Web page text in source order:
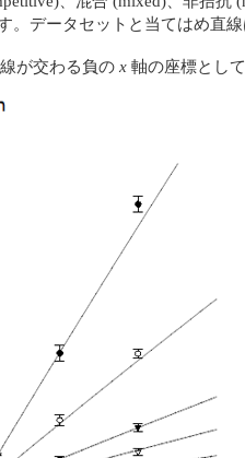
。データセットと当てはめ直
が交わる負のx 軸の座標とし